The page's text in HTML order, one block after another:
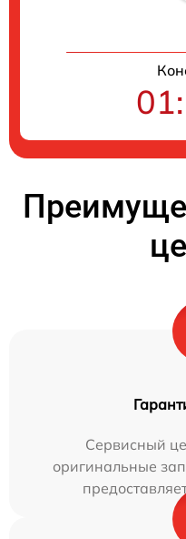
Сервисный
оригинальные